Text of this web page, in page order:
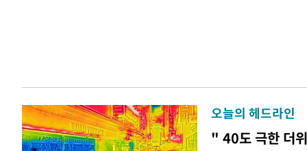
오늘의 헤드라인
" 40도 극한 더